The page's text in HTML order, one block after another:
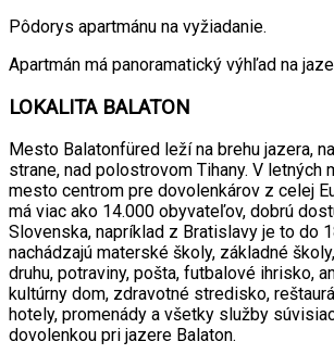
Pôdorys apartmánu na vyžiadanie.
Apartmán má panoramatický výhľad na
LOKALITA BALATON
Mesto Balatonfüred leží na brehu jazera,
strane, nad polostrovom Tihany. V letných
mesto centrom pre dovolenkárov z celej
má viac ako 14.000 obyvateľov, dobrú
Slovenska, napríklad z Bratislavy je to do
nachádzajú materské školy, základné
druhu, potraviny, pošta, futbalové ihrisko,
kultúrny dom, zdravotné stredisko,
hotely, promenády a všetky služby
dovolenkou pri jazere Balaton.